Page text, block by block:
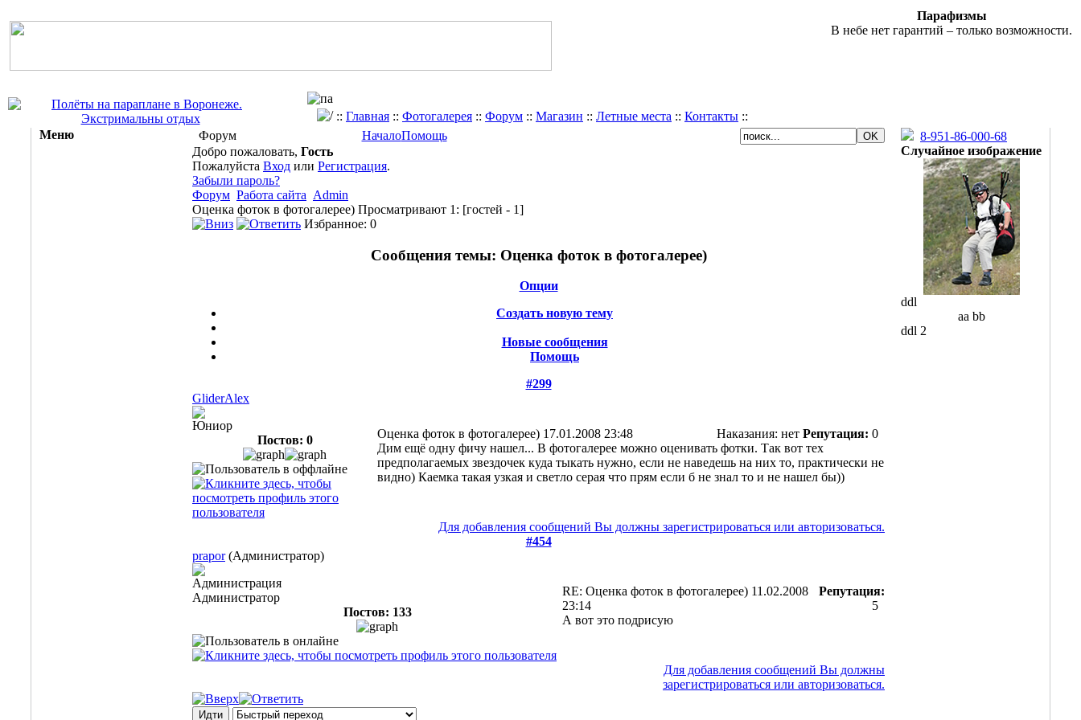
Парафизмы
В небе нет гарантий – только возможности.
:: Главная :: Фотогалерея :: Форум :: Магазин :: Летные места :: Контакты ::
Меню
Форум НачалоПомощь
Добро пожаловать, Гость
Пожалуйста Вход или Регистрация.
Забыли пароль?
Форум Работа сайта Admin
Оценка фоток в фотогалерее) Просматривают 1: [гостей - 1]
Избранное: 0
Сообщения темы: Оценка фоток в фотогалерее)
Опции
Создать новую тему
Новые сообщения
Помощь
#299
GliderAlex
Юниор
Постов: 0
Оценка фоток в фотогалерее) 17.01.2008 23:48 Наказания: нет Репутация: 0
Дим ещё одну фичу нашел... В фотогалерее можно оценивать фотки. Так вот тех
предполагаемых звездочек куда тыкать нужно, если не наведешь на них то, практически не
видно) Каемка такая узкая и светло серая что прям если б не знал то и не нашел бы))
Для добавления сообщений Вы должны зарегистрироваться или авторизоваться.
#454
prapor (Администратор)
Администрация
Администратор
Постов: 133
RE: Оценка фоток в фотогалерее) 11.02.2008
23:14
Репутация:
5
А вот это подрисую
Для добавления сообщений Вы должны
зарегистрироваться или авторизоваться.
8-951-86-000-68
Случайное изображение
ddl
aa bb
ddl 2